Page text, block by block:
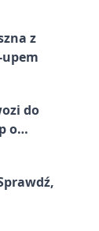
z
do
o